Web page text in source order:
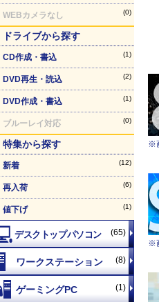
WEBカメラなし (0)
ドライブから探す
CD作成・書込 (1)
DVD再生・読込 (2)
DVD作成・書込 (1)
ブルーレイ対応 (0)
特集から探す
新着 (12)
再入荷 (6)
値下げ (1)
(65)
(8)
(1)
※
※